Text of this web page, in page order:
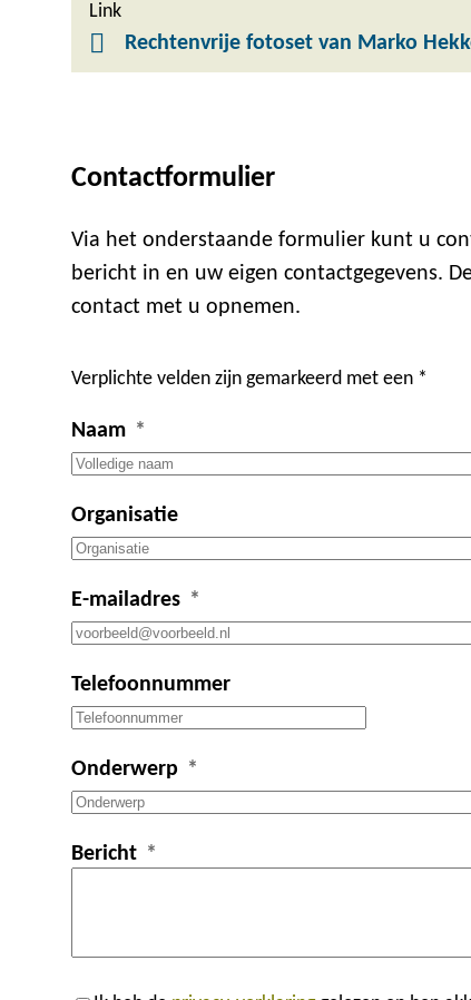
Link
Rechtenvrije fotoset van Marko
Contactformulier
Via het onderstaande formulier kunt u
bericht in en uw eigen contactgegevens.
contact met u opnemen.
Verplichte velden zijn gemarkeerd met een *
Naam
Organisatie
E-mailadres
Telefoonnummer
Onderwerp
Bericht